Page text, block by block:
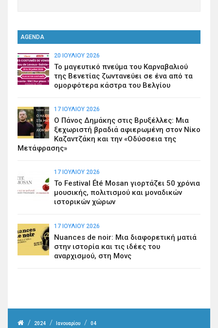
AGENDA
20 ΙΟΥΛΊΟΥ 2026
Το μαγευτικό πνεύμα του Καρναβαλιού
της Βενετίας ζωντανεύει σε ένα από τα
ομορφότερα κάστρα του Βελγίου
17 ΙΟΥΛΊΟΥ 2026
Ο Πάνος Δημάκης στις Βρυξέλλες: Μια
ξεχωριστή βραδιά αφιερωμένη στον Νίκο
Καζαντζάκη και την «Οδύσσεια της
Μετάφρασης»
17 ΙΟΥΛΊΟΥ 2026
Το Festival Été Mosan γιορτάζει 50 χρόνια
μουσικής, πολιτισμού και μοναδικών
ιστορικών χώρων
17 ΙΟΥΛΊΟΥ 2026
Nuances de noir: Μια διαφορετική ματιά
στην ιστορία και τις ιδέες του
αναρχισμού, στη Μονς
/ 2024 / Ιανουαρίου / 04